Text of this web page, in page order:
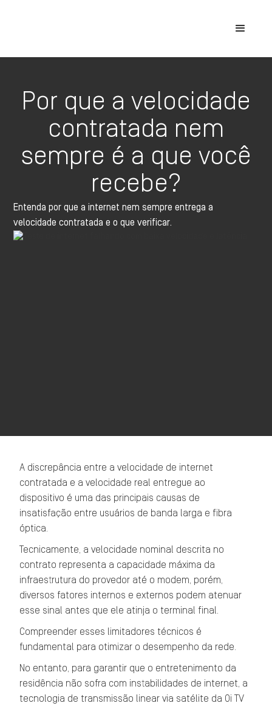
Por que a velocidade
contratada nem
sempre é a que você
recebe?
Entenda por que a internet nem sempre entrega a
velocidade contratada e o que verificar.
A discrepância entre a velocidade de internet
contratada e a velocidade real entregue ao
dispositivo é uma das principais causas de
insatisfação entre usuários de banda larga e fibra
óptica.
Tecnicamente, a velocidade nominal descrita no
contrato representa a capacidade máxima da
infraestrutura do provedor até o modem, porém,
diversos fatores internos e externos podem atenuar
esse sinal antes que ele atinja o terminal final.
Compreender esses limitadores técnicos é
fundamental para otimizar o desempenho da rede.
No entanto, para garantir que o entretenimento da
residência não sofra com instabilidades de internet, a
tecnologia de transmissão linear via satélite da Oi TV